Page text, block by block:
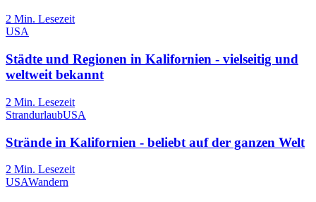
2 Min. Lesezeit
USA
Städte und Regionen in Kalifornien - vielseitig und
weltweit bekannt
2 Min. Lesezeit
StrandurlaubUSA
Strände in Kalifornien - beliebt auf der ganzen Welt
2 Min. Lesezeit
USAWandern